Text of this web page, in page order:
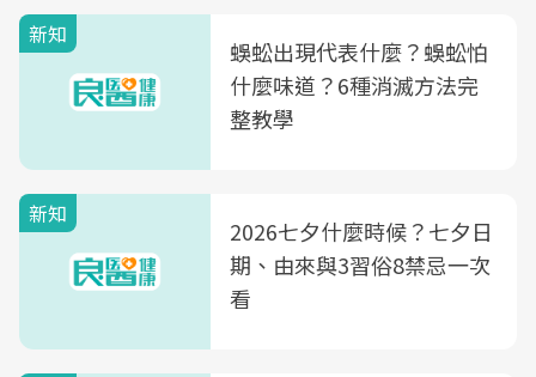
新知
蜈蚣出現代表什麼？蜈蚣怕
什麼味道？6種消滅方法完
整教學
新知
2026七夕什麼時候？七夕日
期、由來與3習俗8禁忌一次
看